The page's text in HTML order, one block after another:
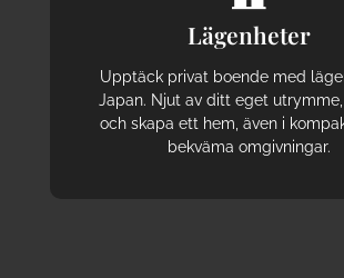
Lägenheter
Upptäck privat boende med
Japan. Njut av ditt eget
och skapa ett hem, även i
bekväma omgivningar.